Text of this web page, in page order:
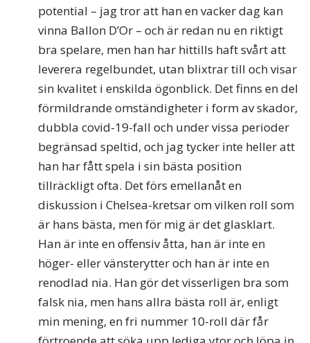
potential – jag tror att han en vacker dag kan
vinna Ballon D’Or – och är redan nu en riktigt
bra spelare, men han har hittills haft svårt att
leverera regelbundet, utan blixtrar till och visar
sin kvalitet i enskilda ögonblick. Det finns en del
förmildrande omständigheter i form av skador,
dubbla covid-19-fall och under vissa perioder
begränsad speltid, och jag tycker inte heller att
han har fått spela i sin bästa position
tillräckligt ofta. Det förs emellanåt en
diskussion i Chelsea-kretsar om vilken roll som
är hans bästa, men för mig är det glasklart.
Han är inte en offensiv åtta, han är inte en
höger- eller vänsterytter och han är inte en
renodlad nia. Han gör det visserligen bra som
falsk nia, men hans allra bästa roll är, enligt
min mening, en fri nummer 10-roll där får